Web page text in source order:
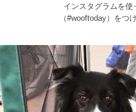
インスタグラムを
（#wooftoday）をつ